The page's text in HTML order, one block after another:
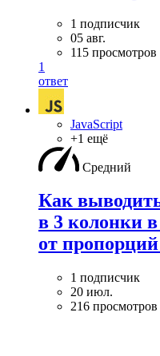
1 подписчик
05 авг.
115 просмотров
1
ответ
JavaScript
+1 ещё
Средний
Как
в 3 колонки
от
1 подписчик
20 июл.
216 просмотров